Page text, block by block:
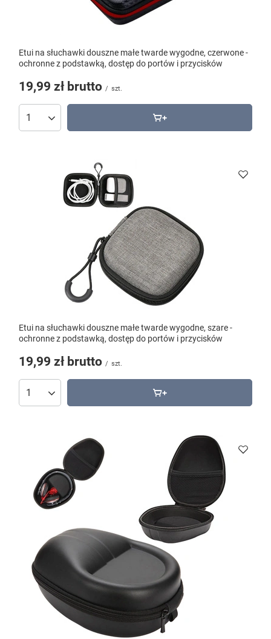
Etui na słuchawki douszne małe twarde wygodne, czerwone -
ochronne z podstawką, dostęp do portów i przycisków
19,99 zł brutto / szt.
Etui na słuchawki douszne małe twarde wygodne, szare -
ochronne z podstawką, dostęp do portów i przycisków
19,99 zł brutto / szt.